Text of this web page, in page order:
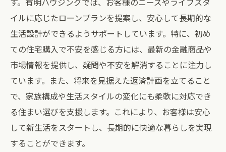
イルに応じたローンプランを提案し、安心して長期的な
生活設計ができるようサポートしています。特に、初め
ての住宅購入で不安を感じる方には、最新の金融商品や
市場情報を提供し、疑問や不安を解消することに注力し
ています。また、将来を見据えた返済計画を立てること
で、家族構成や生活スタイルの変化にも柔軟に対応でき
る住まい選びを支援します。これにより、お客様は安心
して新生活をスタートし、長期的に快適な暮らしを実現
することができます。